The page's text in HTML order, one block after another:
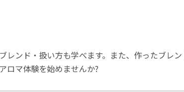
レンド・扱い方も学べます。また、作ったブレ
ロマ体験を始めませんか?